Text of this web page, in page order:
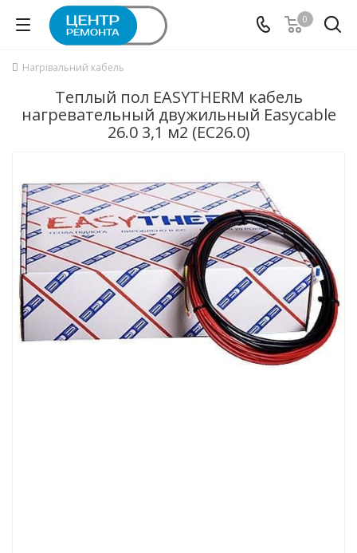
0
Нагрівальний кабель
Теплый пол EASYTHERM кабель
нагревательный двужильный Easycable
26.0 3,1 м2 (EC26.0)